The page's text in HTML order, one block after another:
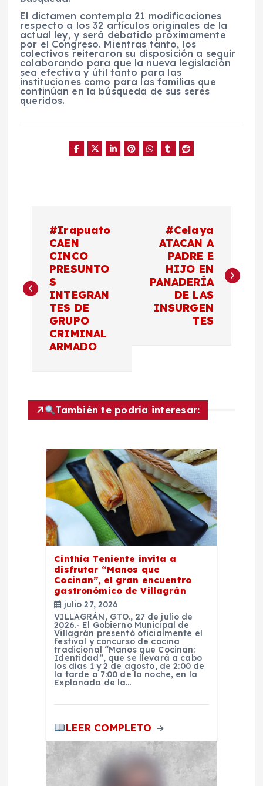
El dictamen contempla 21 modificaciones
respecto a los 32 artículos originales de la
actual ley, y será debatido próximamente
por el Congreso. Mientras tanto, los
colectivos reiteraron su disposición a seguir
colaborando para que la nueva legislación
sea efectiva y útil tanto para las
instituciones como para las familias que
continúan en la búsqueda de sus seres
queridos.
v
e
c
#Irapuato
CAEN
CINCO
PRESUNTO
S
INTEGRAN
TES DE
GRUPO
CRIMINAL
ARMADO
#Celaya
ATACAN A
PADRE E
HIJO EN
PANADERÍA
DE LAS
INSURGEN
TES
También te podría interesar:
Cinthia Teniente invita a
disfrutar “Manos que
Cocinan”, el gran encuentro
gastronómico de Villagrán
julio 27, 2026
VILLAGRÁN, GTO., 27 de julio de
2026.- El Gobierno Municipal de
Villagrán presentó oficialmente el
festival y concurso de cocina
tradicional “Manos que Cocinan:
Identidad”, que se llevará a cabo
los días 1 y 2 de agosto, de 2:00 de
la tarde a 7:00 de la noche, en la
Explanada de la…
LEER COMPLETO